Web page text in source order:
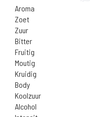
Aroma
Zoet
Zuur
Bitter
Fruitig
Moutig
Kruidig
Body
Koolzuur
Alcohol